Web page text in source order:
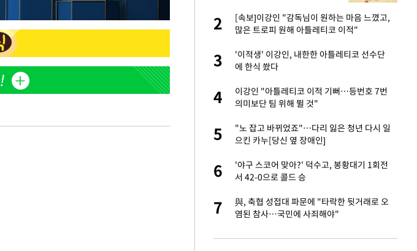
2
"손 떨림 포착"…카라 한승연, 건강 괜찮나
팬들 '걱정'
3
김희철, 거꾸로 걸린 광복절 태극기 현수막에
"X돌았네"
4
차가원 "○○○ 까면 주변 다 죽어"…전세금
5
용산어린이정원 앞 즐비한 근조화환, 왜?[뉴
2
[속보]이강인 "감독님이 원하는 마음 느꼈고,
많은 트로피 원해 아틀레티코 이적"
3
'이적생' 이강인, 내한한 아틀레티코 선수단
에 한식 쐈다
4
이강인 "아틀레티코 이적 기뻐…등번호 7번
의미보단 팀 위해 뛸 것"
5
"노 잡고 바뀌었죠"…다리 잃은 청년 다시 일
으킨 카누[당신 옆 장애인]
6
'야구 스코어 맞아?' 덕수고, 봉황대기 1회전
서 42-0으로 콜드 승
7
與, 축협 성접대 파문에 "타락한 뒷거래로 오
염된 참사…국민에 사죄해야"